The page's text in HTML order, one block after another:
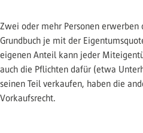
Zwei oder mehr Personen
Grundbuch je mit der
eigenen Anteil kann jeder
auch die Pflichten dafür (etwa
seinen Teil verkaufen, haben die
Vorkaufsrecht.